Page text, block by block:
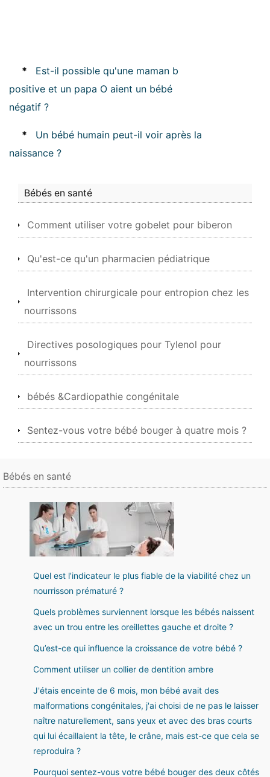
*
Est-il possible qu'une maman b
positive et un papa O aient un bébé
négatif ?
*
Un bébé humain peut-il voir après la
naissance ?
Bébés en santé
Comment utiliser votre gobelet pour biberon
Qu'est-ce qu'un pharmacien pédiatrique
Intervention chirurgicale pour entropion chez les
nourrissons
Directives posologiques pour Tylenol pour
nourrissons
bébés &Cardiopathie congénitale
Sentez-vous votre bébé bouger à quatre mois ?
Bébés en santé
Quel est l’indicateur le plus fiable de la viabilité chez un
nourrisson prématuré ?
Quels problèmes surviennent lorsque les bébés naissent
avec un trou entre les oreillettes gauche et droite ?
Qu’est-ce qui influence la croissance de votre bébé ?
Comment utiliser un collier de dentition ambre
J'étais enceinte de 6 mois, mon bébé avait des
malformations congénitales, j'ai choisi de ne pas le laisser
naître naturellement, sans yeux et avec des bras courts
qui lui écaillaient la tête, le crâne, mais est-ce que cela se
reproduira ?
Pourquoi sentez-vous votre bébé bouger des deux côtés